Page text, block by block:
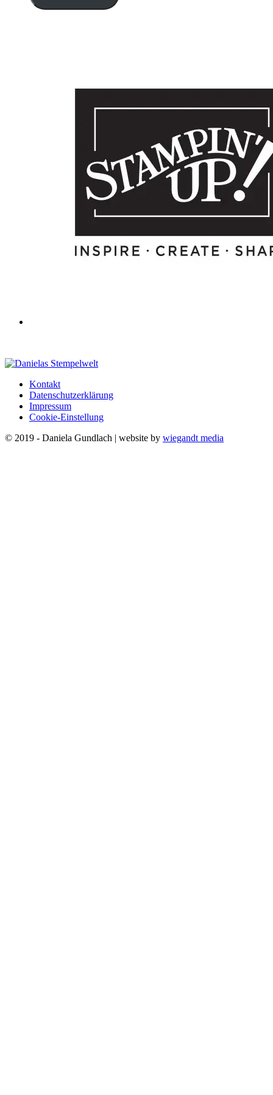
Kontakt
Datenschutzerklärung
Impressum
Cookie-Einstellung
© 2019 - Daniela Gundlach | website by wiegandt media